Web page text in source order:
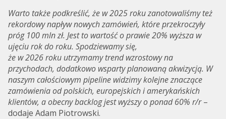
Warto także podkreślić, że w 2025 roku zanotowaliśmy też
rekordowy napływ nowych zamówień, które przekroczyły
próg 100 mln zł. Jest to wartość o prawie 20% wyższa w
ujęciu rok do roku. Spodziewamy się,
że w 2026 roku utrzymamy trend wzrostowy na
przychodach, dodatkowo wsparty planowaną akwizycją. W
naszym całościowym pipeline widzimy kolejne znaczące
zamówienia od polskich, europejskich i amerykańskich
klientów, a obecny backlog jest wyższy o ponad 60% r/r–
dodaje Adam Piotrowski.